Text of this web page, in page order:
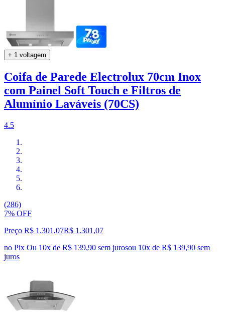
+ 1 voltagem
Coifa de Parede Electrolux 70cm Inox
com Painel Soft Touch e Filtros de
Alumínio Laváveis (70CS)
4.5
(286)
7% OFF
Preço R$ 1.301,07R$ 1.301 ,07
no Pix Ou 10x de R$ 139,90 sem jurosou 10x de R$ 139,90 sem
juros